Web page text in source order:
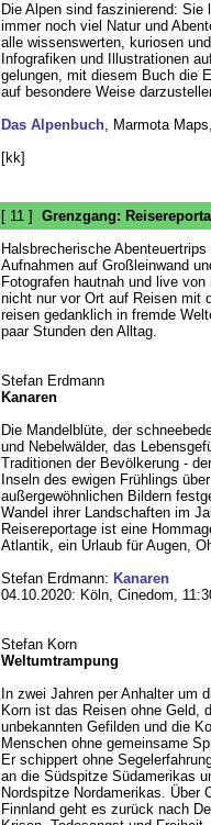
Die Alpen sind faszinierend:
immer noch viel Natur und
alle wissenswerten, kuriosen
Infografiken und Illustrationen
gelungen, mit diesem Buch die
auf besondere Weise
Das Alpenbuch, Marmota
[kk]
[ 11 ] Grenzgang:
Halsbrecherische
Aufnahmen auf Großleinwand
Fotografen hautnah und live
nicht nur vor Ort auf Reisen mit
reisen gedanklich in fremde
paar Stunden den Alltag.
Stefan Erdmann
Kanaren
Die Mandelblüte, der
und Nebelwälder, das
Traditionen der Bevölkerung -
Inseln des ewigen Frühlings
außergewöhnlichen Bildern
Wandel ihrer Landschaften im
Reisereportage ist eine
Atlantik, ein Urlaub für Augen,
Stefan Erdmann: Kanaren
04.10.2020: Köln, Cinedom,
Stefan Korn
Weltumtrampung
In zwei Jahren per Anhalter um
Korn ist das Reisen ohne Geld,
unbekannten Gefilden und die
Menschen ohne gemeinsame
Er schippert ohne
an die Südspitze Südamerikas
Nordspitze Nordamerikas. Über
Finnland geht es zurück nach